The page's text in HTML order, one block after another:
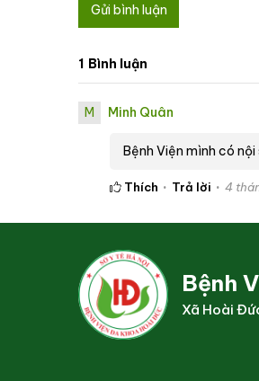
Gửi bình luận
1 Bình luận
M Minh Quân
Bệnh Viện mình có
Thích Trả lời 4
Bệnh
Xã Hoài